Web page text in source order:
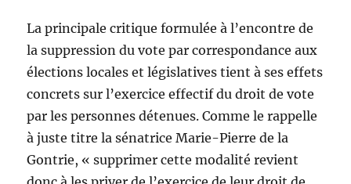
La principale critique formulée à l’encontre de
la suppression du vote par correspondance aux
élections locales et législatives tient à ses effets
concrets sur l’exercice effectif du droit de vote
par les personnes détenues. Comme le rappelle
à juste titre la sénatrice Marie-Pierre de la
Gontrie, « supprimer cette modalité revient